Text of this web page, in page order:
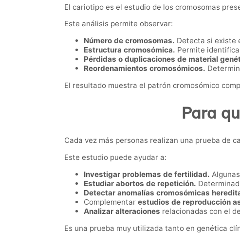
El cariotipo es el estudio de los cromosomas
Este análisis permite observar:
Número de cromosomas. Detecta si existe
Estructura cromosómica. Permite
Pérdidas o duplicaciones de material
Reordenamientos cromosómicos.
El resultado muestra el patrón cromosómico
Para
Cada vez más personas realizan una prueba de
Este estudio puede ayudar a:
Investigar problemas de fertilidad.
Estudiar abortos de repetición.
Detectar anomalías cromosómicas
Complementar estudios de reproducción
Analizar alteraciones relacionadas con el
Es una prueba muy utilizada tanto en genética